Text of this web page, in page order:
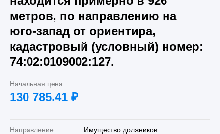
метров, по направлению на
юго-запад от ориентира,
кадастровый (условный) номер:
74:02:0109002:127.
Начальная цена
130 785.41 ₽
Направление
Имущество должников